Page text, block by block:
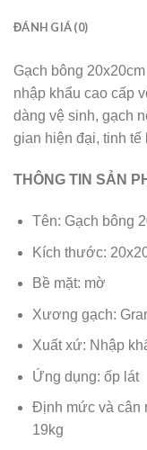
ĐÁNH GIÁ (0)
Gạch bông
nhập khẩu cao cấp
dàng vệ sinh, gạch
gian hiện đại, tinh tế
THÔNG TIN SẢN
Tên: Gạch bông
Kích thước:
Bề mặt: mờ
Xương gạch:
Xuất xứ: Nhập
Ứng dụng: ốp lát
Định mức và cân
19kg